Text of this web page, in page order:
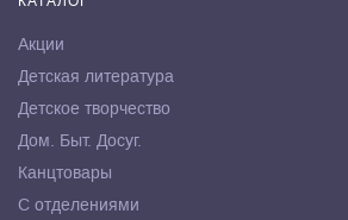
Акции
Детская литература
Детское творчество
Дом. Быт. Досуг.
Канцтовары
С отделениями